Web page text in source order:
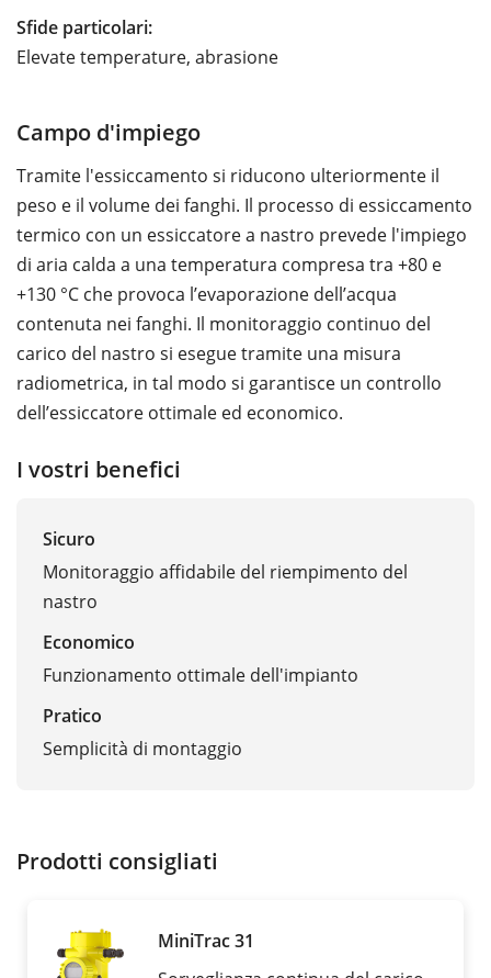
Sfide particolari:
Elevate temperature, abrasione
Campo d'impiego
Tramite l'essiccamento si riducono ulteriormente il
peso e il volume dei fanghi. Il processo di essiccamento
termico con un essiccatore a nastro prevede l'impiego
di aria calda a una temperatura compresa tra +80 e
+130 °C che provoca l’evaporazione dell’acqua
contenuta nei fanghi. Il monitoraggio continuo del
carico del nastro si esegue tramite una misura
radiometrica, in tal modo si garantisce un controllo
dell’essiccatore ottimale ed economico.
I vostri benefici
Sicuro
Monitoraggio affidabile del riempimento del
nastro
Economico
Funzionamento ottimale dell'impianto
Pratico
Semplicità di montaggio
Prodotti consigliati
MiniTrac 31